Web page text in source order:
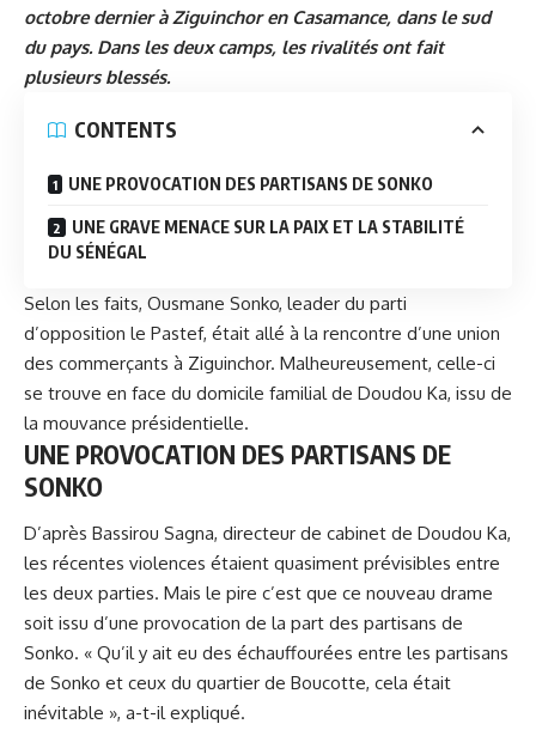
octobre dernier à Ziguinchor en Casamance, dans le sud
du pays. Dans les deux camps, les rivalités ont fait
plusieurs blessés.
CONTENTS
UNE PROVOCATION DES PARTISANS DE SONKO
UNE GRAVE MENACE SUR LA PAIX ET LA STABILITÉ
DU SÉNÉGAL
Selon les faits, Ousmane Sonko, leader du parti
d’opposition le Pastef, était allé à la rencontre d’une union
des commerçants à Ziguinchor. Malheureusement, celle-ci
se trouve en face du domicile familial de Doudou Ka, issu de
la mouvance présidentielle.
UNE PROVOCATION DES PARTISANS DE
SONKO
D’après Bassirou Sagna, directeur de cabinet de Doudou Ka,
les récentes violences étaient quasiment prévisibles entre
les deux parties. Mais le pire c’est que ce nouveau drame
soit issu d’une provocation de la part des partisans de
Sonko. « Qu’il y ait eu des échauffourées entre les partisans
de Sonko et ceux du quartier de Boucotte, cela était
inévitable », a-t-il expliqué.